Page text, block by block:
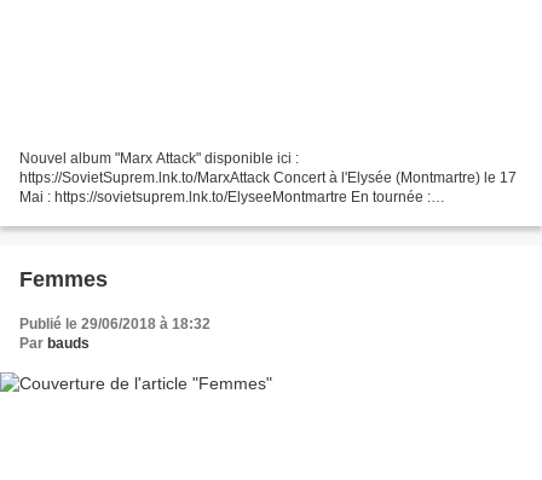
Nouvel album "Marx Attack" disponible ici :
https://SovietSuprem.lnk.to/MarxAttack Concert à l'Elysée (Montmartre) le 17
Mai : https://sovietsuprem.lnk.to/ElyseeMontmartre En tournée :
Femmes
Publié le 29/06/2018 à 18:32
Par bauds